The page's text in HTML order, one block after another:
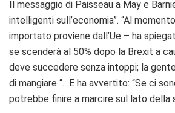
Il messaggio di Paisseau a May e
intelligenti sull’economia”. “Al
importato proviene dall’Ue – ha
se scenderà al 50% dopo la Brexit a
deve succedere senza intoppi; la
di mangiare “. E ha avvertito: “Se ci
potrebbe finire a marcire sul lato della